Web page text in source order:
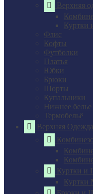
Верхняя
Куртки
Флис
Кофты
Футболки
Платья
Юбки
Брюки
Шорты
Купальники
Нижнее
Термобельё
Верхняя Одежда
Куртки и
Куртки